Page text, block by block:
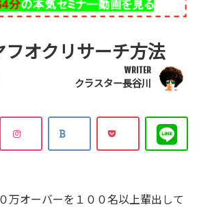
オクリサーチ方法
WRITER
クラスター長谷川
万オーバーを１００名以上輩出して